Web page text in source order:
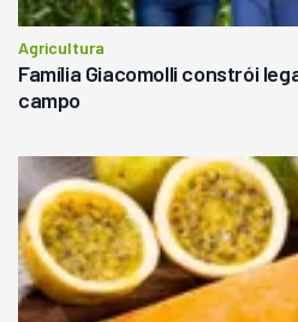
Agricultura
Família Giacomolli constrói
campo